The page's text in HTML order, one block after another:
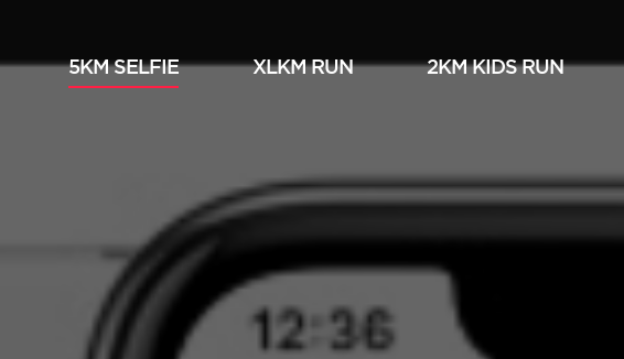
5KM SELFIE XLKM RUN 2KM KIDS RUN